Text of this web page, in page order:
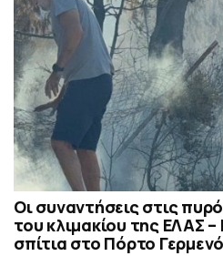
Οι συναντήσεις στις
του κλιμακίου της ΕΛΑΣ
σπίτια στο Πόρτο Γερμενό